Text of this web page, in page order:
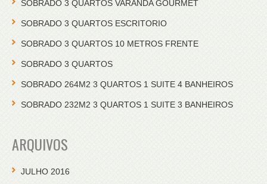
SOBRADO 3 QUARTOS VARANDA GOURMET
SOBRADO 3 QUARTOS ESCRITORIO
SOBRADO 3 QUARTOS 10 METROS FRENTE
SOBRADO 3 QUARTOS
SOBRADO 264M2 3 QUARTOS 1 SUITE 4 BANHEIROS
SOBRADO 232M2 3 QUARTOS 1 SUITE 3 BANHEIROS
ARQUIVOS
JULHO 2016